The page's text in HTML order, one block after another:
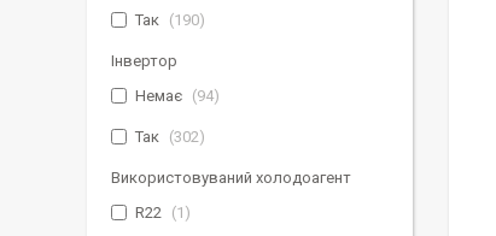
Так
190
Інвертор
Немає
94
Так 302
Використовуваний холодоагент
R22
1